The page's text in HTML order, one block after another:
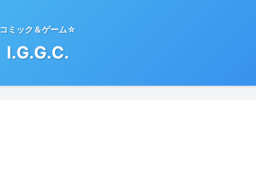
コミック＆ゲーム☆
I.G.G.C.